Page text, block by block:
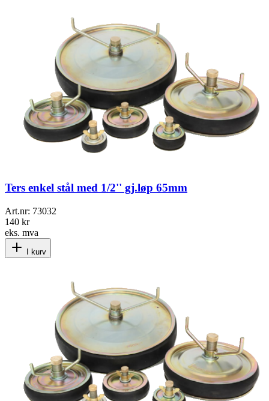
Ters enkel stål med 1/2'' gj.løp 65mm
Art.nr: 73032
140 kr
eks. mva
I kurv